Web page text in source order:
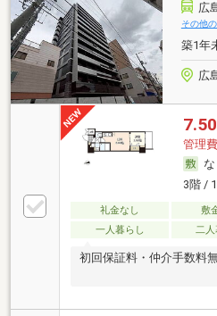
広
その他
築1年
広
7.50
管理
な
3階 /
礼金なし 敷
一人暮らし
二人
初回保証料・仲介手数料